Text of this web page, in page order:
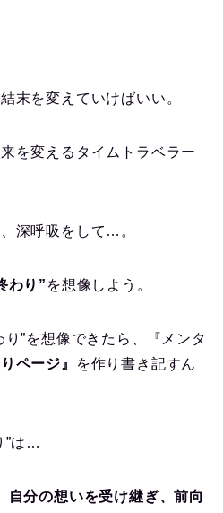
末を変えていけばいい。
を変えるタイムトラベラー
深呼吸をして…。
わり” を想像しよう。
”を想像できたら、『メンタ
ページ』
を作り書き記すん
”は…
自分の想いを受け継ぎ、前向